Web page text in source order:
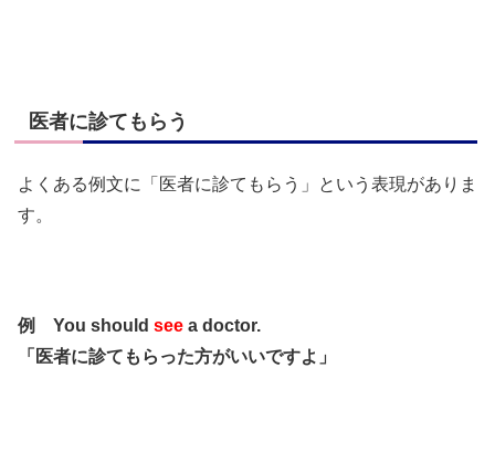
医者に診てもらう
よくある例文に「医者に診てもらう」という表現がありま
す。
例 You should see a doctor.
「医者に診てもらった方がいいですよ」